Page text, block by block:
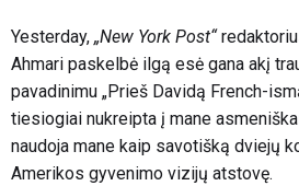
Yesterday, „New York Post“
Ahmari paskelbė ilgą esė gana akį
pavadinimu „Prieš Davidą French-
tiesiogiai nukreipta į mane
naudoja mane kaip savotišką dviejų
Amerikos gyvenimo vizijų atstovę.